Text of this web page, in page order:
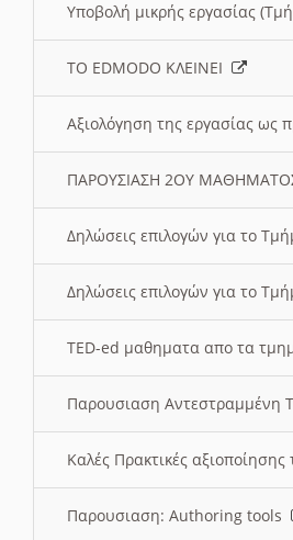
Υποβολή μικρής εργασίας
ΤΟ EDMODO ΚΛΕΙΝΕΙ
Αξιολόγηση της εργασίας
ΠΑΡΟΥΣΙΑΣΗ 2ΟΥ
Δηλώσεις επιλογών για το
Δηλώσεις επιλογών για το
TED-ed μαθηματα απο τα
Παρουσιαση Αντεστραμμένη
Καλές Πρακτικές αξιοποίησης
Παρουσιαση: Authoring tools